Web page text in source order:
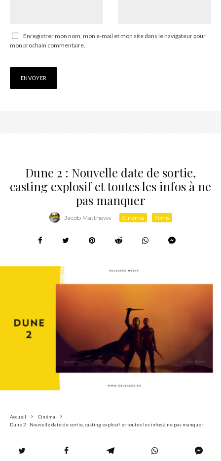
Enregistrer mon nom, mon e-mail et mon site dans le navigateur pour
mon prochain commentaire.
Dune 2 : Nouvelle date de sortie,
casting explosif et toutes les infos à ne
pas manquer
Jacob Matthews · Cinéma Films
Accueil
Cinéma
Dune 2 : Nouvelle date de sortie, casting explosif et toutes les infos à ne pas manquer
enfin avec une pluie d’informations croustillantes ! Vous